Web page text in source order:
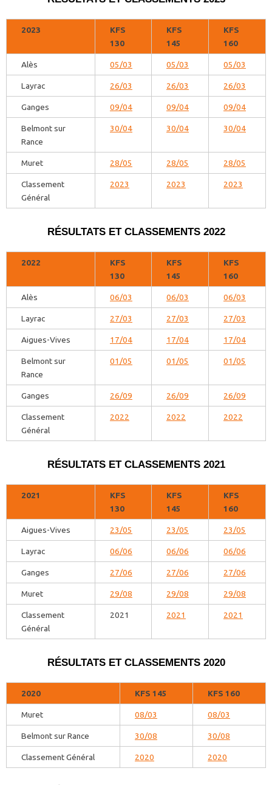
2023
KFS
130
KFS
145
KFS
160
Alès 05/03 05/03 05/03
Layrac 26/03 26/03 26/03
Ganges 09/04 09/04 09/04
Belmont sur
Rance
30/04 30/04 30/04
Muret 28/05 28/05 28/05
Classement
Général
2023 2023 2023
RÉSULTATS ET CLASSEMENTS 2022
2022
KFS
130
KFS
145
KFS
160
Alès 06/03 06/03 06/03
Layrac 27/03 27/03 27/03
Aigues-Vives 17/04 17/04 17/04
Belmont sur
Rance
01/05 01/05 01/05
Ganges 26/09 26/09 26/09
Classement
Général
2022 2022 2022
RÉSULTATS ET CLASSEMENTS 2021
2021
KFS
130
KFS
145
KFS
160
Aigues-Vives 23/05 23/05 23/05
Layrac 06/06 06/06 06/06
Ganges 27/06 27/06 27/06
Muret 29/08 29/08 29/08
Classement
Général
2021 2021 2021
RÉSULTATS ET CLASSEMENTS 2020
2020 KFS 145 KFS 160
Muret 08/03 08/03
Belmont sur Rance 30/08 30/08
Classement Général 2020 2020